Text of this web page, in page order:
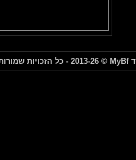
© 2013-26 - כל הזכויות שמורות